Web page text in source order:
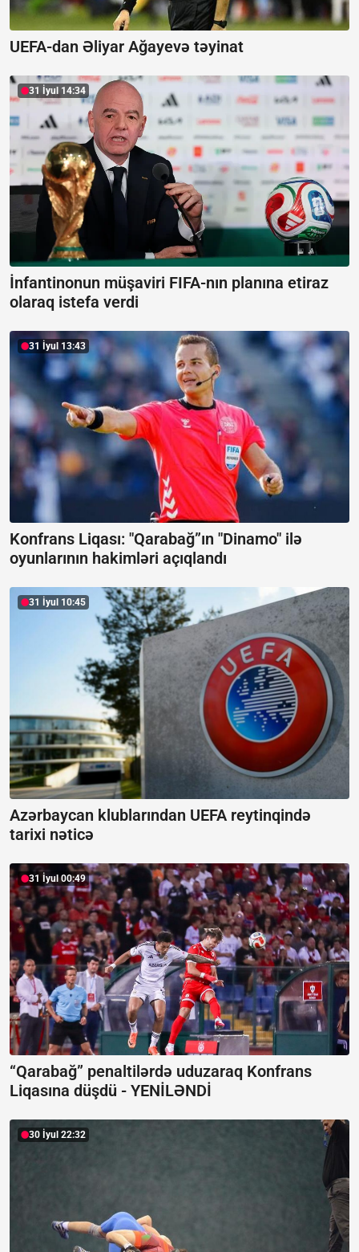
UEFA-dan Əliyar Ağayevə təyinat
31 İyul 14:34
İnfantinonun müşaviri FIFA-nın planına etiraz
olaraq istefa verdi
31 İyul 13:43
Konfrans Liqası: "Qarabağ”ın "Dinamo" ilə
oyunlarının hakimləri açıqlandı
31 İyul 10:45
Azərbaycan klublarından UEFA reytinqində
tarixi nəticə
31 İyul 00:49
“Qarabağ” penaltilərdə uduzaraq Konfrans
Liqasına düşdü - YENİLƏNDİ
30 İyul 22:32